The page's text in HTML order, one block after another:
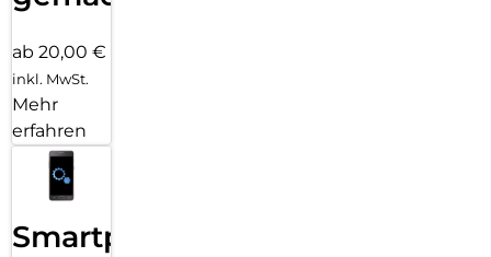
ab 20,00 €
inkl. MwSt.
Mehr
erfahren
Smartphone